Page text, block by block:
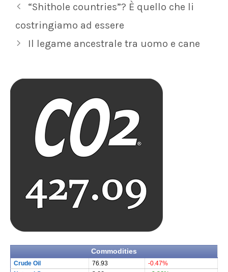
“Shithole countries”? È quello che li
costringiamo ad essere
Il legame ancestrale tra uomo e cane
Commodities
Crude Oil 76.93
-0.47%